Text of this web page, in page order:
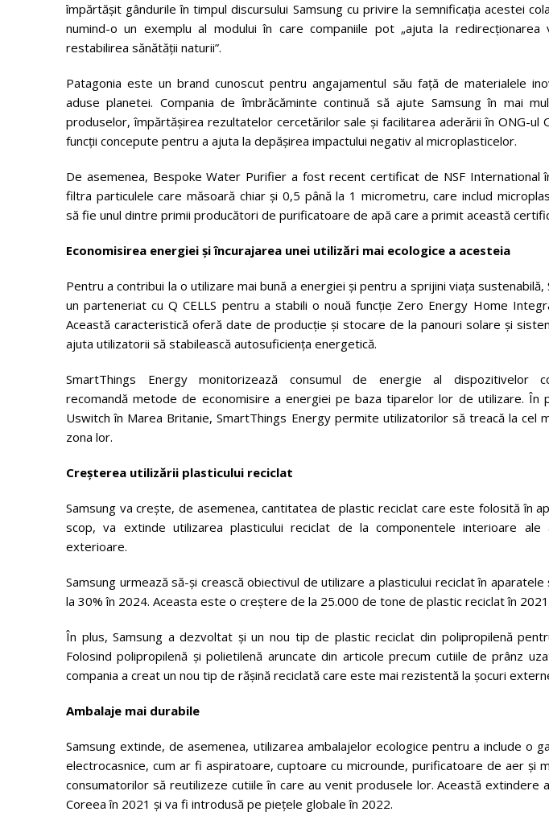
împărtășit gândurile în timpul discursului Samsung cu privire la semnificația acestei
numind-o un exemplu al modului în care companiile pot „ajuta la redirecționarea
restabilirea sănătății naturii”.
Patagonia este un brand cunoscut pentru angajamentul său față de materialele
aduse planetei. Compania de îmbrăcăminte continuă să ajute Samsung în mai
produselor, împărtășirea rezultatelor cercetărilor sale și facilitarea aderării în ONG-ul
funcții concepute pentru a ajuta la depășirea impactului negativ al microplasticelor.
De asemenea, Bespoke Water Purifier a fost recent certificat de NSF International
filtra particulele care măsoară chiar și 0,5 până la 1 micrometru, care includ
să fie unul dintre primii producători de purificatoare de apă care a primit această
Economisirea energiei și încurajarea unei utilizări mai ecologice a acesteia
Pentru a contribui la o utilizare mai bună a energiei și pentru a sprijini viața sustenabilă,
un parteneriat cu Q CELLS pentru a stabili o nouă funcție Zero Energy Home
Această caracteristică oferă date de producție și stocare de la panouri solare și
ajuta utilizatorii să stabilească autosuficiența energetică.
SmartThings Energy monitorizează consumul de energie al dispozitivelor
recomandă metode de economisire a energiei pe baza tiparelor lor de utilizare. În
Uswitch în Marea Britanie, SmartThings Energy permite utilizatorilor să treacă la cel
zona lor.
Creșterea utilizării plasticului reciclat
Samsung va crește, de asemenea, cantitatea de plastic reciclat care este folosită în
scop, va extinde utilizarea plasticului reciclat de la componentele interioare
exterioare.
Samsung urmează să-și crească obiectivul de utilizare a plasticului reciclat în aparatele
la 30% în 2024. Aceasta este o creștere de la 25.000 de tone de plastic reciclat în
În plus, Samsung a dezvoltat și un nou tip de plastic reciclat din polipropilenă
Folosind polipropilenă și polietilenă aruncate din articole precum cutiile de prânz
compania a creat un nou tip de rășină reciclată care este mai rezistentă la șocuri
Ambalaje mai durabile
Samsung extinde, de asemenea, utilizarea ambalajelor ecologice pentru a include o
electrocasnice, cum ar fi aspiratoare, cuptoare cu microunde, purificatoare de aer și
consumatorilor să reutilizeze cutiile în care au venit produsele lor. Această extindere
Coreea în 2021 și va fi introdusă pe piețele globale în 2022.